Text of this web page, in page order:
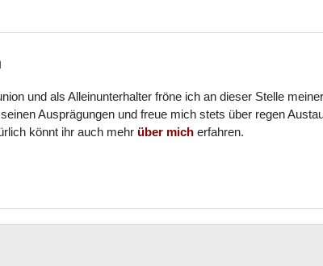
und als Alleinunterhalter fröne ich an dieser Stelle
Ausprägungen und freue mich stets über regen
könnt ihr auch mehr über mich erfahren.